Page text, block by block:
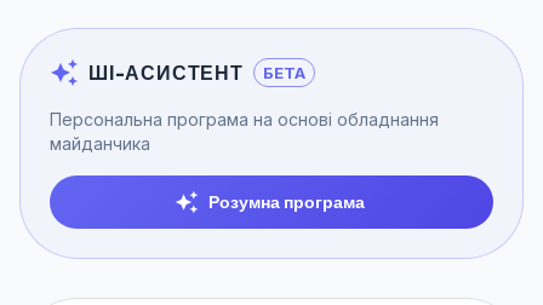
ШІ-АСИСТЕНТ БЕТА
Персональна програма на основі обладнання
майданчика
Розумна програма